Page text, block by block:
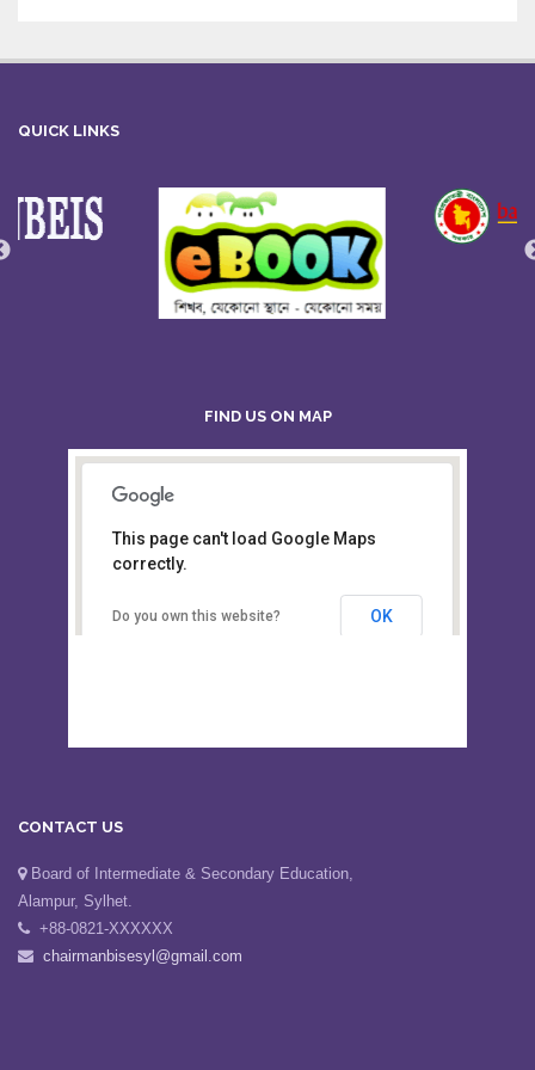
QUICK LINKS
FIND US ON MAP
Board of Intermediate &
Secondary Education, Alampur,
This page can't load Google Maps
correctly.
Do you own this website? OK
CONTACT US
Board of Intermediate & Secondary Education,
Alampur, Sylhet.
+88-0821-XXXXXX
chairmanbisesyl@gmail.com